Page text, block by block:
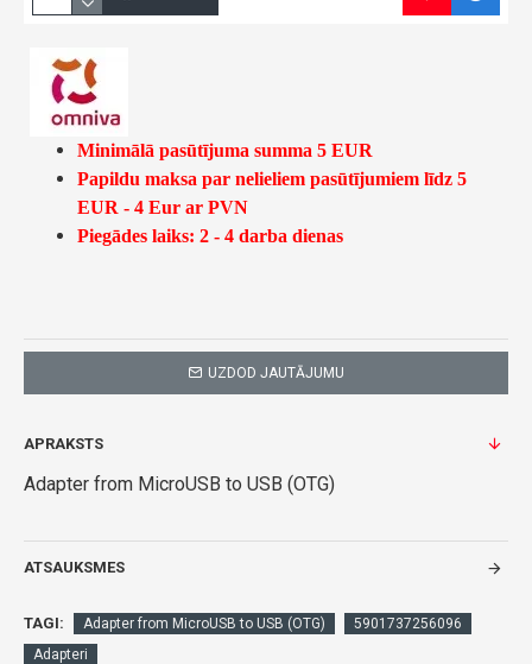
Minimālā pasūtījuma summa 5 EUR
Papildu maksa par nelieliem pasūtījumiem līdz 5
EUR - 4 Eur ar PVN
Piegādes laiks: 2 - 4 darba dienas
UZDOD JAUTĀJUMU
APRAKSTS
Adapter from MicroUSB to USB (OTG)
ATSAUKSMES
TAGI: Adapter from MicroUSB to USB (OTG)
5901737256096
Adapteri